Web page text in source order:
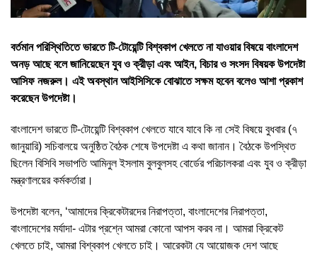
বর্তমান পরিস্থিতিতে ভারতে টি-টোয়েন্টি বিশ্বকাপ খেলতে না যাওয়ার বিষয়ে বাংলাদেশ
অনড় আছে বলে জানিয়েছেন যুব ও ক্রীড়া এবং আইন, বিচার ও সংসদ বিষয়ক উপদেষ্টা
আসিফ নজরুল। এই অবস্থান আইসিসিকে বোঝাতে সক্ষম হবেন বলেও আশা প্রকাশ
করেছেন উপদেষ্টা।
বাংলাদেশ ভারতে টি-টোয়েন্টি বিশ্বকাপ খেলতে যাবে যাবে কি না সেই বিষয়ে বুধবার (৭
জানুয়ারি) সচিবালয়ে অনুষ্ঠিত বৈঠক শেষে উপদেষ্টা এ কথা জানান। বৈঠকে উপস্থিত
ছিলেন বিসিবি সভাপতি আমিনুল ইসলাম বুলবুলসহ বোর্ডের পরিচালকরা এবং যুব ও ক্রীড়া
মন্ত্রণালয়ের কর্মকর্তারা।
উপদেষ্টা বলেন, ‘আমাদের ক্রিকেটারদের নিরাপত্তা, বাংলাদেশের নিরাপত্তা,
বাংলাদেশের মর্যাদা- এটার প্রশ্নে আমরা কোনো আপস করব না। আমরা ক্রিকেট
খেলতে চাই, আমরা বিশ্বকাপ খেলতে চাই। আরেকটা যে আয়োজক দেশ আছে